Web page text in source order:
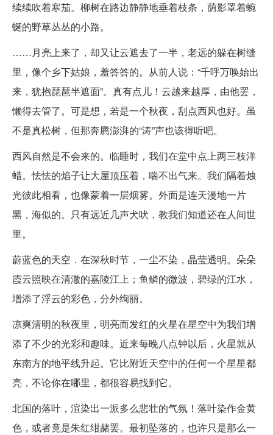
续续吹着寒茄。柳树在路边静静地垂着枝条，荫影罩着蜿
蜒的野草丛丛的小路。
……月亮上来了，却又让云遮去了一半，老远的躲在树缝
里，像个乡下姑娘，羞答答的。从前人说：“千呼万唤始出
来，犹抱琵琶半遮面”。真有点儿！云越来越厚，由他罢，
懒得去管了。可是想，若是一个秋夜，刮点西风也好。虽
不是真松树，但那奔腾澎湃的“涛”声也该得听吧。
西风自然是不会来的。临睡时，我们在堂中点上两三枝洋
蜡。怯怯的焰子让大屋顶压着，喘不出气来。我们隔着烛
光彼此相看，也像蒙着一层烟雾。外面是连天漫地一片
黑，海似的。只有远近几声犬吠，教我们知道还在人间世
里。
蔚蓝色的天空．在深秋时节，一尘不染，晶莹透明。朵朵
霞云照映在清澈的嘉陵江上；鱼鳞的微波，碧绿的江水，
增添了浮云的彩色，分外绚丽。
凉爽清明的秋夜里，明亮而发红的火星在星空中为我们增
添了不少的光彩和趣味。近来每晚八点钟以后，火星就从
东南方的地平线升起。它比附近天空中的任何一个星星都
亮，不论你在哪里，都很容易找到它。
北国的落叶，渲染出一派多么悲壮的气氛！落叶染作金黄
色，或者竟是朱红绀赭罢。最初坠落的，也许只是那么一